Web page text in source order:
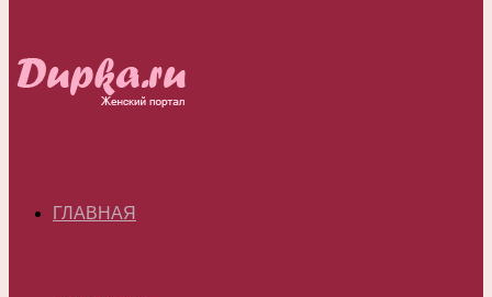
ГЛАВНАЯ